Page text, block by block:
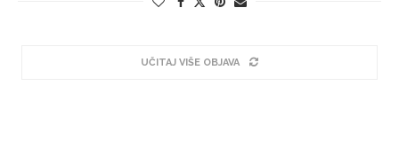
UČITAJ VIŠE OBJAVA